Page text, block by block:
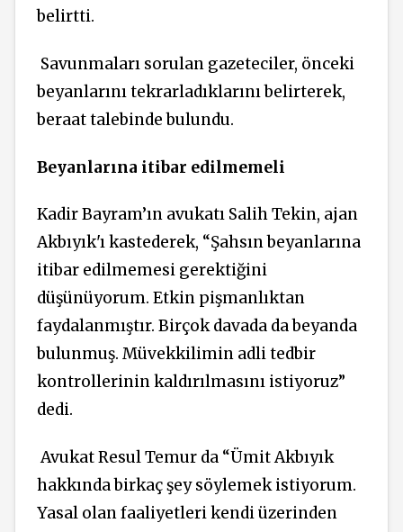
belirtti.
Savunmaları sorulan gazeteciler, önceki
beyanlarını tekrarladıklarını belirterek,
beraat talebinde bulundu.
Beyanlarına itibar edilmemeli
Kadir Bayram’ın avukatı Salih Tekin, ajan
Akbıyık'ı kastederek, “Şahsın beyanlarına
itibar edilmemesi gerektiğini
düşünüyorum. Etkin pişmanlıktan
faydalanmıştır. Birçok davada da beyanda
bulunmuş. Müvekkilimin adli tedbir
kontrollerinin kaldırılmasını istiyoruz”
dedi.
Avukat Resul Temur da “Ümit Akbıyık
hakkında birkaç şey söylemek istiyorum.
Yasal olan faaliyetleri kendi üzerinden